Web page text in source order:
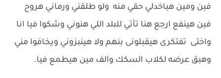
فين ومين هياخدلي حقي منه ولو طلقني ورماني هروح
فين هينفع ارجع هنا تأتي للبلد اللي هنوني وشكوا فيا انا
واختى تفتكرى هيقبلونى بنهم ولا هينبزوني ويخافوا مني
وهبق عرضه لكلاب السكك والف مين هيطمع فيا.